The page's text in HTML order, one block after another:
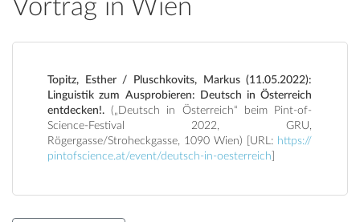
Vortrag in Wien
Topitz, Esther / Pluschkovits, Markus (11.05.2022):
Linguistik zum Ausprobieren: Deutsch in Österreich
entdecken!. („Deutsch in Österreich“ beim Pint-of-
Science-Festival 2022, GRU,
Rögergasse/Stroheckgasse, 1090 Wien) [URL: https://
pintofscience.at/event/deutsch-in-oesterreich